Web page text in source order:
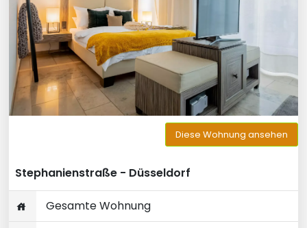
Diese Wohnung ansehen
Stephanienstraße - Düsseldorf
Gesamte Wohnung